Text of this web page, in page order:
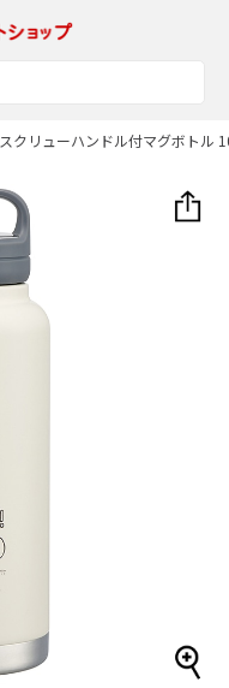
スクリューハンドル付マグボトル